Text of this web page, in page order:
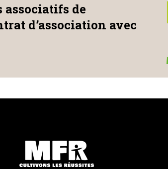
associatifs de
d’association avec